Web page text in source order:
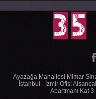
Ayazağa Mahallesi Mimar
İstanbul - İzmir Ofis:
Apartmanı Kat